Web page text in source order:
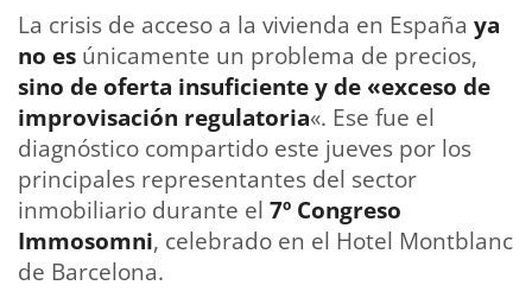
La crisis de acceso a la vivienda en España ya
no es únicamente un problema de precios,
sino de oferta insuficiente y de «exceso de
improvisación regulatoria«. Ese fue el
diagnóstico compartido este jueves por los
principales representantes del sector
inmobiliario durante el 7º Congreso
Immosomni, celebrado en el Hotel Montblanc
de Barcelona.